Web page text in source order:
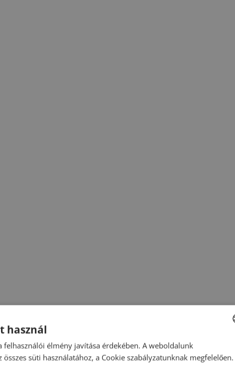
ENGLISH
használ
felhasználói élmény javítása érdekében. A weboldalunk
süti használatához, a Cookie szabályzatunknak megfelelően.